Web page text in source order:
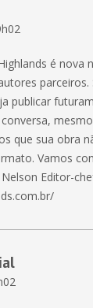
é nova
parceiros.
publicar
que sua obra
Vamos
Editor-